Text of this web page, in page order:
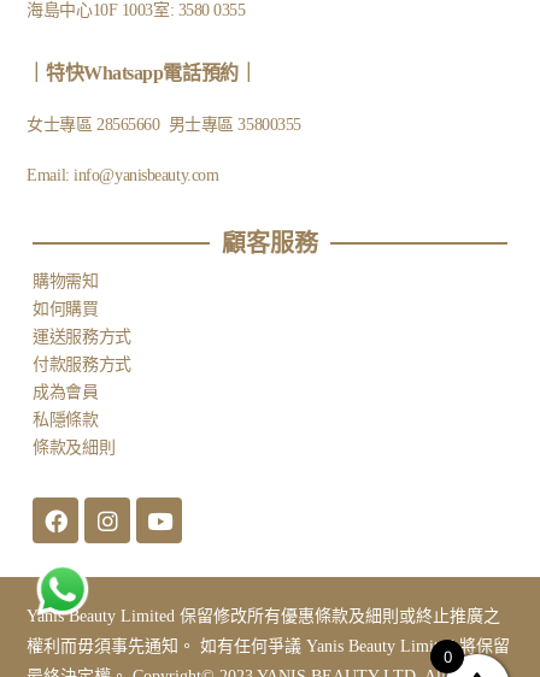
海島中心10F 1003室: 3580 0355
特快Whatsapp電話預約｜
女士專區28565660 男士專區35800355
Email:info@yanisbeauty.com
顧客服務​
購物需知
如何購買
運送服務方式
付款服務方式
成為會員
私隱條款
條款及細則
Yanis Beauty Limited 保留修改所有優惠條款及細則或終止推廣之
權利而毋須事先通知。 如有任何爭議 Yanis Beauty Limited 將保留
0